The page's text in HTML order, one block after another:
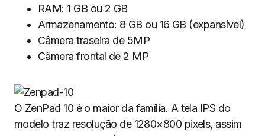
RAM: 1 GB ou 2 GB
Armazenamento: 8 GB ou 16 GB (expansível)
Câmera traseira de 5MP
Câmera frontal de 2 MP
O ZenPad 10 é o maior da família. A tela IPS do
modelo traz resolução de 1280×800 pixels, assim